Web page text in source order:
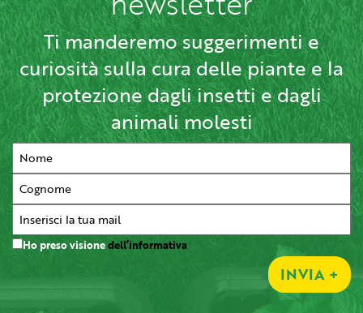
Ti manderemo suggerimenti e
curiosità sulla cura delle piante e la
protezione dagli insetti e dagli
animali molesti
Ho preso visionedell’informativa
INVIA +